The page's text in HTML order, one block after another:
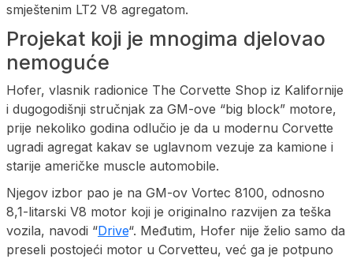
smještenim LT2 V8 agregatom.
Projekat koji je mnogima djelovao
nemoguće
Hofer, vlasnik radionice The Corvette Shop iz Kalifornije
i dugogodišnji stručnjak za GM-ove “big block” motore,
prije nekoliko godina odlučio je da u modernu Corvette
ugradi agregat kakav se uglavnom vezuje za kamione i
starije američke muscle automobile.
Njegov izbor pao je na GM-ov Vortec 8100, odnosno
8,1-litarski V8 motor koji je originalno razvijen za teška
vozila, navodi “Drive“. Međutim, Hofer nije želio samo da
preseli postojeći motor u Corvetteu, već ga je potpuno